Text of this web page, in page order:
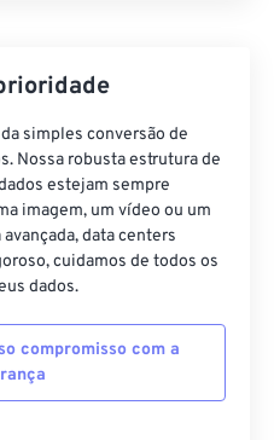
simples conversão de
Nossa robusta estrutura de
estejam sempre
imagem, um vídeo ou um
data centers
cuidamos de todos os
dados.
compromisso com a